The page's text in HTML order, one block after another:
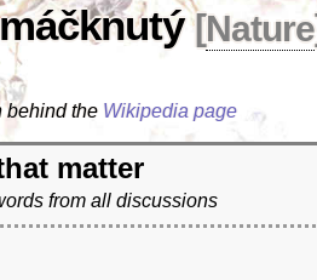
[Nature
behind the Wikipedia page
matter
from all discussions